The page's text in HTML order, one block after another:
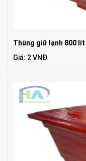
Thùng giữ lạnh 800 lít
Giá: 2 VNĐ